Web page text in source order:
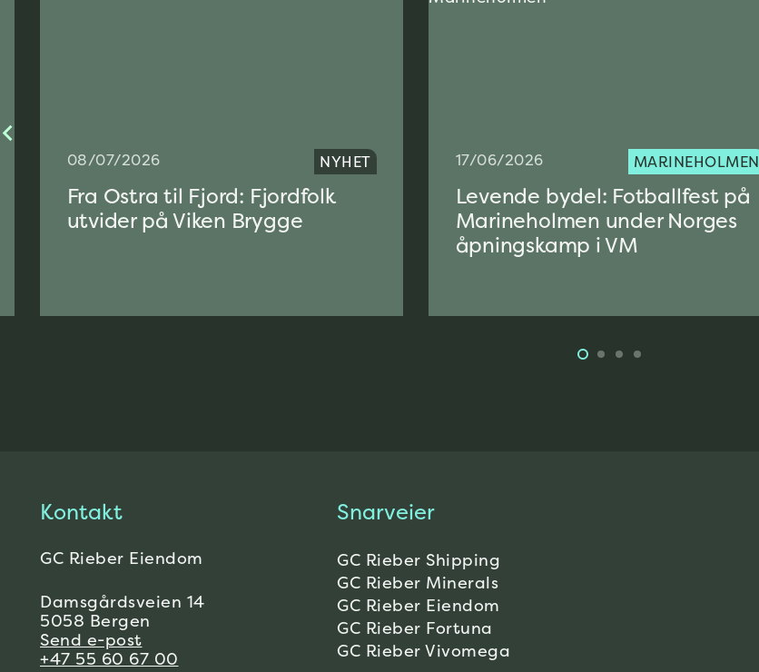
08/07/2026 NYHET
Fra Ostra til Fjord: Fjordfolk
utvider på Viken Brygge
17/06/2026 MARINEHOLMEN
Levende bydel: Fotballfest på
Marineholmen under Norges
åpningskamp i VM
Kontakt
GC Rieber Eiendom
Damsgårdsveien 14
5058 Bergen
Send e-post
+47 55 60 67 00
Snarveier
GC Rieber Shipping
GC Rieber Minerals
GC Rieber Eiendom
GC Rieber Fortuna
GC Rieber Vivomega